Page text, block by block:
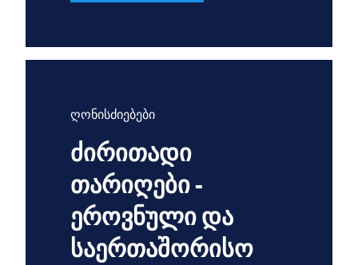
ღონისძიებები
ძირითადი
თარიღები -
ეროვნული და
საერთაშორისო